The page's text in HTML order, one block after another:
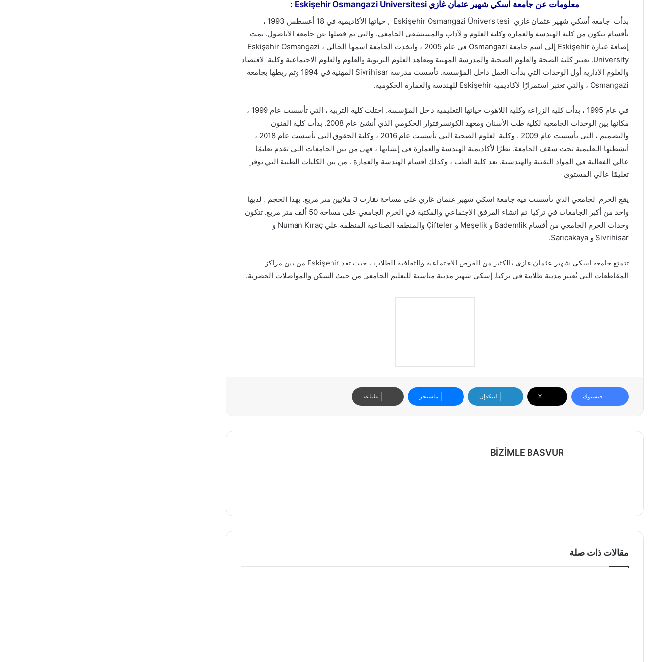
معلومات عن جامعة اسكي شهير عثمان غازي Eskişehir Osmangazi Üniversitesi
:
بدأت جامعة أسكي شهير عثمان غازي Eskişehir Osmangazi Üniversitesi , حياتها الأكاديمية في 18 أغسطس 1993 ،
بأقسام تتكون من كلية الهندسة والعمارة وكلية العلوم والآداب والمستشفى الجامعي. والتي تم فصلها عن جامعة الأناضول. تمت
إضافة عبارة Eskişehir إلى اسم جامعة Osmangazi في عام 2005 ، واتخذت الجامعة اسمها الحالي ، Eskişehir Osmangazi
University. تعتبر كلية الصحة والعلوم الصحية والمدرسة المهنية ومعاهد العلوم التربوية والعلوم والعلوم الاجتماعية وكلية الاقتصاد
والعلوم الإدارية أول الوحدات التي بدأت العمل داخل المؤسسة. تأسست مدرسة Sivrihisar المهنية في 1994 وتم ربطها بجامعة
Osmangazi ، والتي تعتبر استمرارًا لأكاديمية Eskişehir للهندسة والعمارة الحكومية.
في عام 1995 ، بدأت كلية الزراعة وكلية اللاهوت حياتها التعليمية داخل المؤسسة. احتلت كلية التربية ، التي تأسست عام 1999 ،
مكانها بين الوحدات الجامعية لكلية طب الأسنان ومعهد الكونسرفتوار الحكومي الذي أنشئ عام 2008. بدأت كلية الفنون
والتصميم ، التي تأسست عام 2009 . وكلية العلوم الصحية التي تأسست عام 2016 ، وكلية الحقوق التي تأسست عام 2018 ،
أنشطتها التعليمية تحت سقف الجامعة. نظرًا لأكاديمية الهندسة والعمارة في إنشائها ، فهي من بين الجامعات التي تقدم تعليمًا
عالي الفعالية في المواد التقنية والهندسية. تعد كلية الطب ، وكذلك أقسام الهندسة والعمارة . من بين الكليات الطبية التي توفر
تعليمًا عالي المستوى.
يقع الحرم الجامعي الذي تأسست فيه جامعة اسكي شهير عثمان غازي على مساحة تقارب 3 ملايين متر مربع. بهذا الحجم ، لديها
واحد من أكبر الجامعات في تركيا. تم إنشاء المرفق الاجتماعي والمكتبة في الحرم الجامعي على مساحة 50 ألف متر مربع. تتكون
وحدات الحرم الجامعي من أقسام Bademlik و Meşelik و Çifteler والمنطقة الصناعية المنظمة علي Numan Kıraç و
Sivrihisar و Sarıcakaya.
تتمتع جامعة اسكي شهير عثمان غازي بالكثير من الفرص الاجتماعية والثقافية للطلاب ، حيث تعد Eskişehir من بين مراكز
المقاطعات التي تُعتبر مدينة طلابية في تركيا. إسكي شهير مدينة مناسبة للتعليم الجامعي من حيث السكن والمواصلات الحضرية.
فيسبوك X لينكدإن ماسنجر طباعة
BİZİMLE BASVUR
مقالات ذات صلة